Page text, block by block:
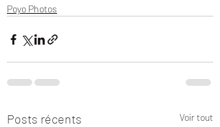
Poyo Photos
Posts récents Voir tout